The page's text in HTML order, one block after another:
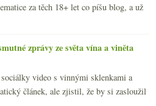
za těch 18+ let co píšu blog, a už
zprávy ze světa vína a viněta
video s vinnými sklenkami a
článek, ale zjistil, že by si zasloužil